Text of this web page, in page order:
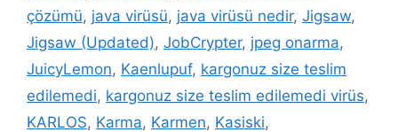
çözümü, java virüsü, java virüsü nedir, Jigsaw,
Jigsaw (Updated), JobCrypter, jpeg onarma,
JuicyLemon, Kaenlupuf, kargonuz size teslim
edilemedi, kargonuz size teslim edilemedi virüs,
KARLOS, Karma, Karmen, Kasiski,